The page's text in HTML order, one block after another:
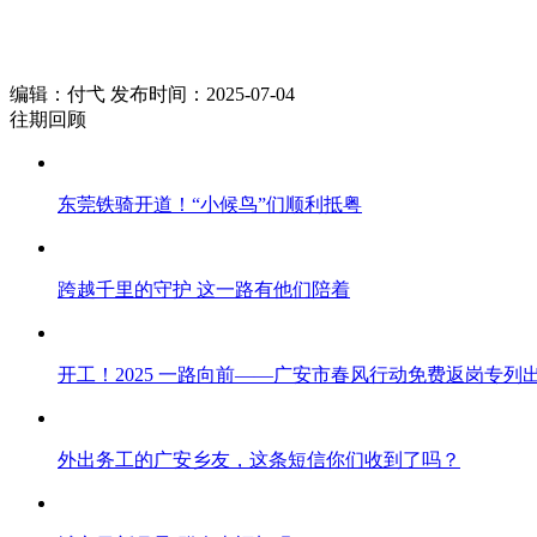
编辑：付弋 发布时间：2025-07-04
往期回顾
东莞铁骑开道！“小候鸟”们顺利抵粤
跨越千里的守护 这一路有他们陪着
开工！2025 一路向前——广安市春风行动免费返岗专列
外出务工的广安乡友，这条短信你们收到了吗？